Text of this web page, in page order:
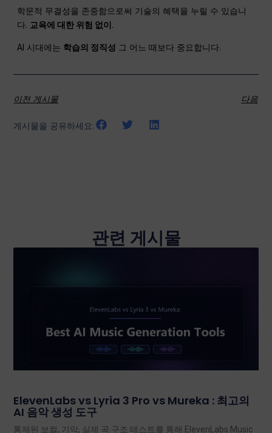
학문적 무결성을 존중함으로써 기술의 혜택을 누릴 수 있습니
다. 교육에 대한 위험 없이.
AI 시대에는 학습의 정직성 그 어느 때보다 중요합니다.
이전 게시물 다음
게시물을 공유하세요:
관련 게시물
ElevenLabs vs Lyria 3 Pro vs Mureka : 최고의
AI 음악 생성 도구
통제된 보컬, 기악, 실제 곡 구조 테스트를 통해 ElevenLabs Music